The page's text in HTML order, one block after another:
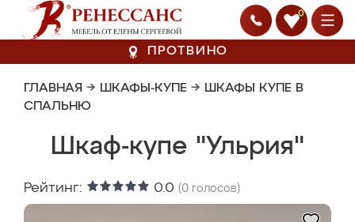
0
ПРОТВИНО
ГЛАВНАЯ → ШКАФЫ-КУПЕ → ШКАФЫ КУПЕ В
СПАЛЬНЮ
Шкаф-купе "Ульрия"
Рейтинг: 0.0 (0 голосов)